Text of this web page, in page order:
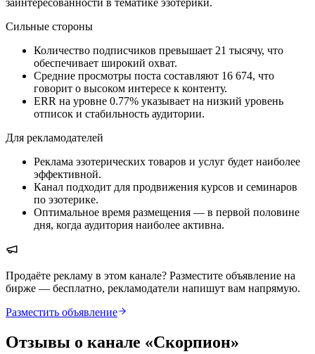
заинтересованности в тематике эзотерики.
Сильные стороны
Количество подписчиков превышает 21 тысячу, что
обеспечивает широкий охват.
Средние просмотры поста составляют 16 674, что
говорит о высоком интересе к контенту.
ERR на уровне 0.77% указывает на низкий уровень
отписок и стабильность аудитории.
Для рекламодателей
Реклама эзотерических товаров и услуг будет наиболее
эффективной.
Канал подходит для продвижения курсов и семинаров
по эзотерике.
Оптимальное время размещения — в первой половине
дня, когда аудитория наиболее активна.
Продаёте рекламу в этом канале? Разместите объявление на
бирже — бесплатно, рекламодатели напишут вам напрямую.
Разместить объявление
Отзывы о канале «Скорпион»